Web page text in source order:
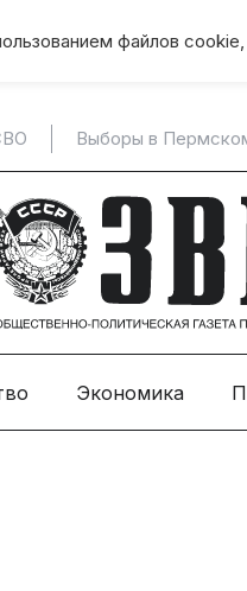
файлов
Выборы в
Экономика